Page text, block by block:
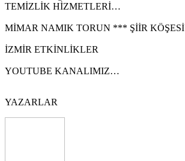
TEMİZLİK HİZMETLERİ…
MİMAR NAMIK TORUN *** ŞİİR KÖŞESİ
İZMİR ETKİNLİKLER
YOUTUBE KANALIMIZ…
YAZARLAR